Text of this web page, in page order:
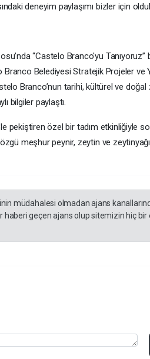
deneyim paylaşımı bizler için
“Castelo Branco'yu Tanıyoruz”
Belediyesi Stratejik Projeler ve
Branco’nun tarihi, kültürel ve doğal
bilgiler paylaştı.
pekiştiren özel bir tadım etkinliğiyle
meşhur peynir, zeytin ve
müdahalesi olmadan ajans
geçen ajans olup sitemizin hiç